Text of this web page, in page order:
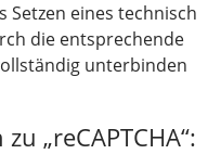
Setzen eines technisch
die entsprechende
unterbinden
„reCAPTCHA“: